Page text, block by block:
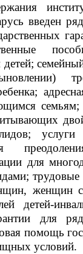
введен
семьям;
услуги
для
трудовые
женщин
детей-
для
помощь
условий.